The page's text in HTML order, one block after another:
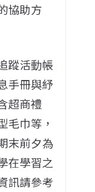
協助方
蹤活動帳
手冊與紓
超商禮
毛巾等，
末前夕為
在學習之
訊請參考